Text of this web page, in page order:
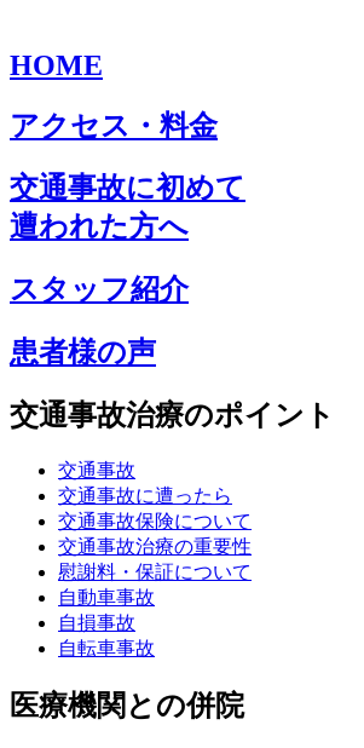
HOME
アクセス・料金
交通事故に初めて
遭われた方へ
スタッフ紹介
患者様の声
交通事故治療のポイント
交通事故
交通事故に遭ったら
交通事故保険について
交通事故治療の重要性
慰謝料・保証について
自動車事故
自損事故
自転車事故
医療機関との併院